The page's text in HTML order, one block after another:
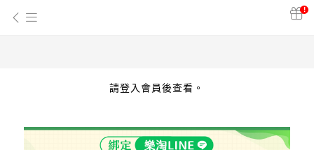
!
請登入會員後查看。